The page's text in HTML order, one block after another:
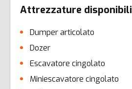
Attrezzature disponibili
Dumper articolato
Dozer
Escavatore cingolato
Miniescavatore cingolato